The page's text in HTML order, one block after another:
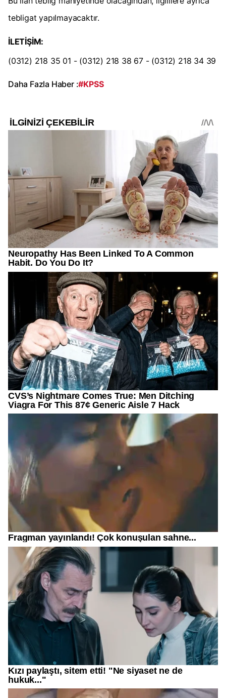
tebligat yapılmayacaktır.
İLETİŞİM:
(0312) 218 35 01 - (0312) 218 38 67 - (0312) 218 34 39
Daha Fazla Haber :#KPSS